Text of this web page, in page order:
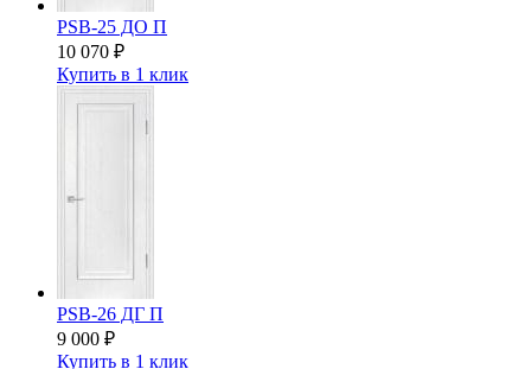
PSB-25 ДО П
10 070 ₽
Купить в 1 клик
PSB-26 ДГ П
9 000 ₽
Купить в 1 клик